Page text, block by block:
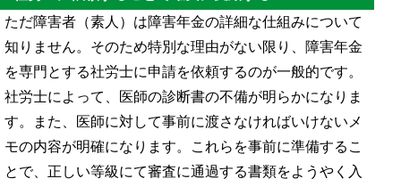
ただ障害者（素人）は障害年金の詳細な仕組みについて
知りません。そのため特別な理由がない限り、障害年金
を専門とする社労士に申請を依頼するのが一般的です。
社労士によって、医師の診断書の不備が明らかになりま
す。また、医師に対して事前に渡さなければいけないメ
モの内容が明確になります。これらを事前に準備するこ
とで、正しい等級にて審査に通過する書類をようやく入